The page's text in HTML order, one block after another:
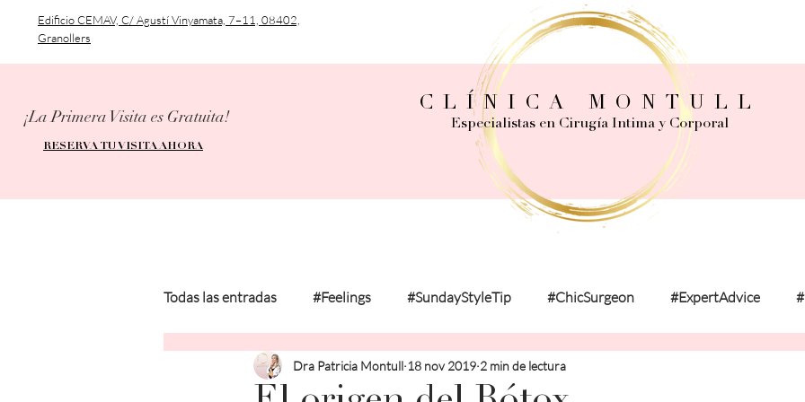
¡La Primera Visita es Gratuita!
RESERVA TU VISITA AHORA
Edificio CEMAV, C/ Agustí Vinyamata, 7–11, 08402,
Granollers
CLÍNICA MONTULL
Especialistas en Cirugía Intima y Corporal
Todas las entradas #Feelings #SundayStyleTip #ChicSurgeon #ExpertAdvice
#MedicalInformation #PersonalExperience
Dra Patricia Montull 18 nov 2019 2 min de lectura